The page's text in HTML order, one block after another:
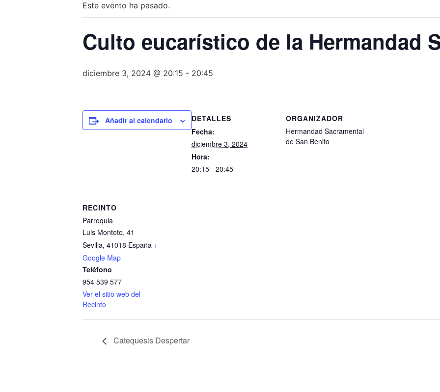
Este evento ha pasado.
Culto eucarístico de la Hermandad
diciembre 3, 2024 @ 20:15 - 20:45
Añadir al calendario
DETALLES
Fecha:
diciembre 3, 2024
Hora:
20:15 - 20:45
ORGANIZADOR
Hermandad Sacramental
de San Benito
RECINTO
Parroquia
Luis Montoto, 41
Sevilla, 41018 España +
Google Map
Teléfono
954 539 577
Ver el sitio web del
Recinto
Catequesis Despertar